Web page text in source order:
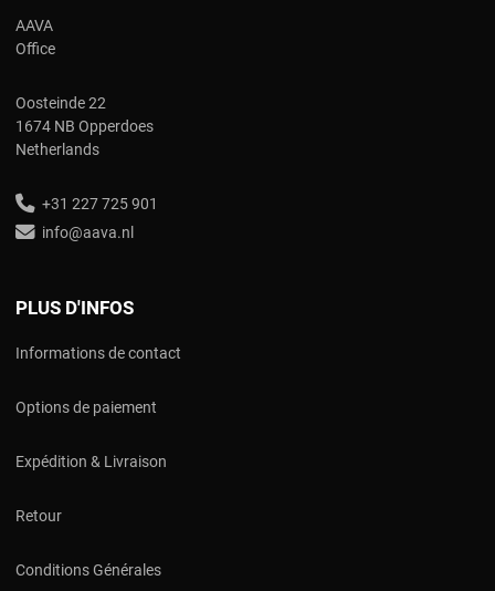
AAVA
Office
Oosteinde 22
1674 NB Opperdoes
Netherlands
+31 227 725 901
info@aava.nl
PLUS D'INFOS
Informations de contact
Options de paiement
Expédition & Livraison
Retour
Conditions Générales